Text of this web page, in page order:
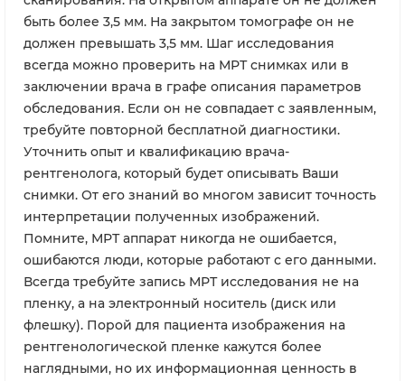
быть более 3,5 мм. На закрытом томографе он не
должен превышать 3,5 мм. Шаг исследования
всегда можно проверить на МРТ снимках или в
заключении врача в графе описания параметров
обследования. Если он не совпадает с заявленным,
требуйте повторной бесплатной диагностики.
Уточнить опыт и квалификацию врача-
рентгенолога, который будет описывать Ваши
снимки. От его знаний во многом зависит точность
интерпретации полученных изображений.
Помните, МРТ аппарат никогда не ошибается,
ошибаются люди, которые работают с его данными.
Всегда требуйте запись МРТ исследования не на
пленку, а на электронный носитель (диск или
флешку). Порой для пациента изображения на
рентгенологической пленке кажутся более
наглядными, но их информационная ценность в